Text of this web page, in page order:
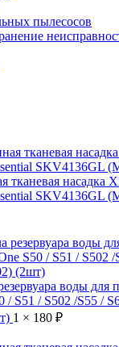
пылесосов
тканевая насадка
SKV4136GL
воды для
/ S51 / S502 /S55 /
1 × 180 ₽